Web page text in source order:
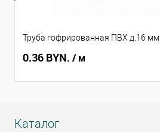
Труба гофрированная ПВХ д.16 мм
0.36 BYN. / м
Каталог